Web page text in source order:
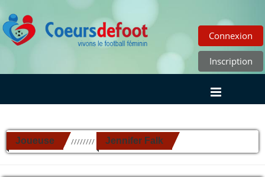
Connexion
Inscription
Joueuse ////////// Jennifer Falk